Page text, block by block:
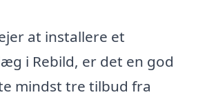
at installere et
i Rebild, er det en god
mindst tre tilbud fra